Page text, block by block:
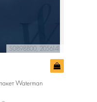
S0898800, 2056141
Waterman